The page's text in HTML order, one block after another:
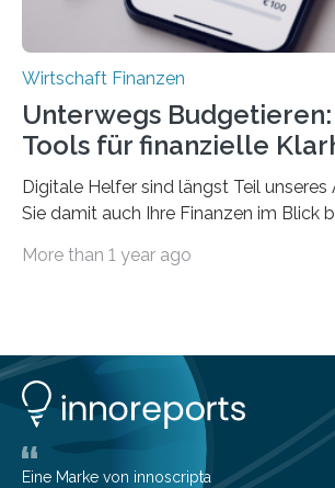
Wirtschaft Finanzen
Unterwegs
Tools für finanzielle
Digitale Helfer sind längst Teil unseres
Sie damit auch Ihre Finanzen im Blick
die genau das ermöglichen: Sie helfen
Lösungen interessieren. 1.
Konten auf einen Blick Viele Banken
ihrem Online-Banking eine
mit der sich Konten bei anderen
More than 1 year ago
Eine Marke von innoscripta